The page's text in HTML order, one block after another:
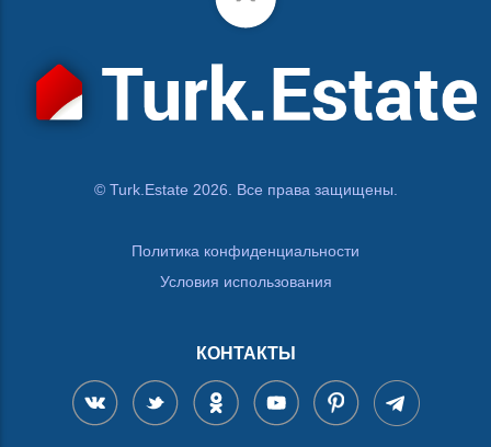
© Turk.Estate 2026. Все права защищены.
Политика конфиденциальности
Условия использования
КОНТАКТЫ